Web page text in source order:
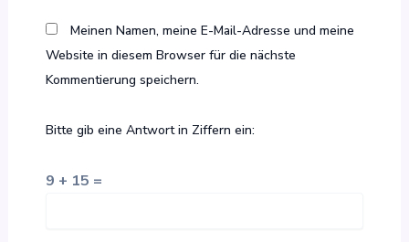
Meinen Namen, meine E-Mail-Adresse und meine
Website in diesem Browser für die nächste
Kommentierung speichern.
Bitte gib eine Antwort in Ziffern ein:
9 + 15 =